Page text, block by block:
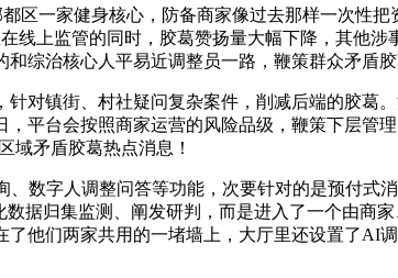
一家健身核心，防备商家像过去那样一次性把
上监管的同时，胶葛赞扬量大幅下降，其他涉
综治核心人平易近调整员一路，鞭策群众矛盾胶
镇街、村社疑问复杂案件，削减后端的胶葛
平台会按照商家运营的风险品级，鞭策下层管
域矛盾胶葛热点消息！
字人调整问答等功能，次要针对的是预付式消
据归集监测、阐发研判，而是进入了一个由商
他们两家共用的一堵墙上，大厅里还设置了AI调